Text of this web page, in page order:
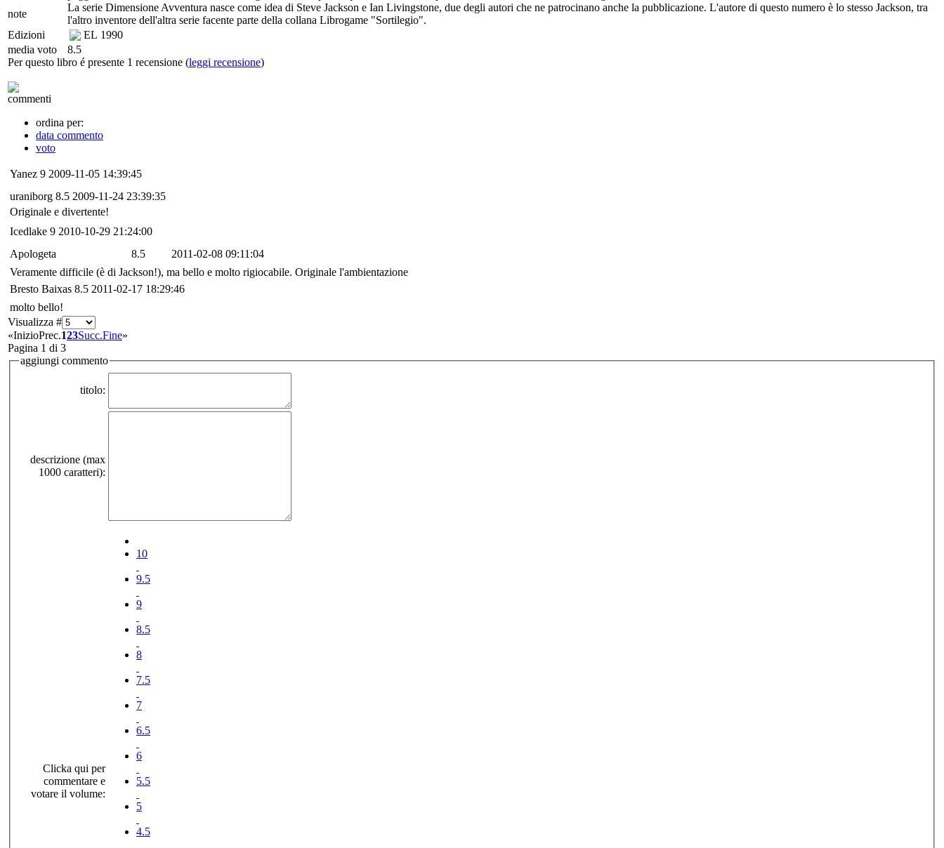
note
La serie Dimensione Avventura nasce come idea di Steve Jackson e Ian Livingstone, due degli autori che ne patrocinano anche la pubblicazione. L'autore di questo numero è lo stesso Jackson, tra
l'altro inventore dell'altra serie facente parte della collana Librogame "Sortilegio".
Edizioni
EL 1990
media voto
8.5
Per questo libro é presente 1 recensione (leggi recensione)
commenti
ordina per:
data commento
voto
Yanez 9 2009-11-05 14:39:45
uraniborg 8.5 2009-11-24 23:39:35
Originale e divertente!
Icedlake 9 2010-10-29 21:24:00
Apologeta
8.5
2011-02-08 09:11:04
Veramente difficile (è di Jackson!), ma bello e molto rigiocabile. Originale l'ambientazione
Bresto Baixas 8.5 2011-02-17 18:29:46
molto bello!
Visualizza #
«InizioPrec.123Succ.Fine»
Pagina 1 di 3
aggiungi commento
titolo:
descrizione (max
1000 caratteri):
Clicka qui per
commentare e
votare il volume:
10
9.5
9
8.5
8
7.5
7
6.5
6
5.5
5
4.5